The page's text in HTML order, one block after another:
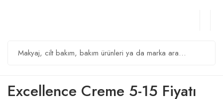
Excellence Creme 5-15 Fiyatı